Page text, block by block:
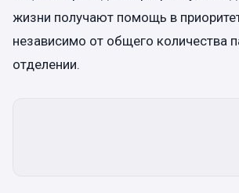
жизни получают помощь в
независимо от общего количества
отделении.